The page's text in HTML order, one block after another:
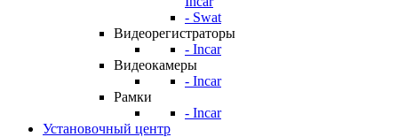
- Swat
Видеорегистраторы
- Incar
Видеокамеры
- Incar
Рамки
- Incar
Установочный центр